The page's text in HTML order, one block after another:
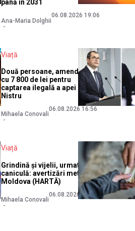
până în 2031
Ana-Maria Dolghii
06.08.2026 19:06
Viață
Două persoane, amendate
cu 7 800 de lei pentru
captarea ilegală a apei din
Nistru
Mihaela Conovali
06.08.2026 16:56
Viață
Grindină și vijelii, urmate de
caniculă: avertizări meteo în
Moldova (HARTĂ)
Mihaela Conovali
06.08.2026 16:28